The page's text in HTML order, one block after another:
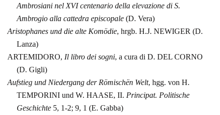
Ambrosiani nel XVI centenario dellaelevazione di S.
Ambrogio alla cattedra episcopale (D. Vera)
Aristophanes und die alte Komödie, hrgb. H.J. NEWIGER (D.
Lanza)
ARTEMIDORO, Il libro dei sogni, a cura di D. DEL CORNO
(D. Gigli)
Aufstieg und Niedergang der Römischën Welt, hgg. von H.
TEMPORINI und W. HAASE, II. Principat. Politische
Geschichte 5, 1-2; 9, 1 (E. Gabba)